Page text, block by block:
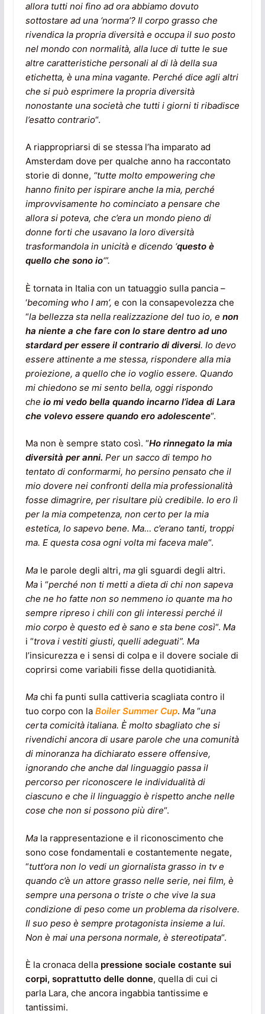
allora tutti noi fino ad ora abbiamo dovuto
sottostare ad una ‘norma’? Il corpo grasso che
rivendica la propria diversità e occupa il suo posto
nel mondo con normalità, alla luce di tutte le sue
altre caratteristiche personali al di là della sua
etichetta, è una mina vagante. Perché dice agli altri
che si può esprimere la propria diversità
nonostante una società che tutti i giorni ti ribadisce
l’esatto contrario“.
A riappropriarsi di se stessa l’ha imparato ad
Amsterdam dove per qualche anno ha raccontato
storie di donne, “tutte molto empowering che
hanno finito per ispirare anche la mia, perché
improvvisamente ho cominciato a pensare che
allora si poteva, che c’era un mondo pieno di
donne forti che usavano la loro diversità
trasformandola in unicità e dicendo ‘questo è
quello che sono io‘”.
È tornata in Italia con un tatuaggio sulla pancia –
‘becoming who I am’, e con la consapevolezza che
“la bellezza sta nella realizzazione del tuo io, e non
ha niente a che fare con lo stare dentro ad uno
stardard per essere il contrario di diversi. Io devo
essere attinente a me stessa, rispondere alla mia
proiezione, a quello che io voglio essere. Quando
mi chiedono se mi sento bella, oggi rispondo
che io mi vedo bella quando incarno l’idea di Lara
che volevo essere quando ero adolescente“.
Ma non è sempre stato così. “Ho rinnegato la mia
diversità per anni. Per un sacco di tempo ho
tentato di conformarmi, ho persino pensato che il
mio dovere nei confronti della mia professionalità
fosse dimagrire, per risultare più credibile. Io ero lì
per la mia competenza, non certo per la mia
estetica, lo sapevo bene. Ma… c’erano tanti, troppi
ma. E questa cosa ogni volta mi faceva male“.
Male parole degli altri, magli sguardi degli altri.
Mai “perché non ti metti a dieta di chi non sapeva
che ne ho fatte non so nemmeno io quante ma ho
sempre ripreso i chili con gli interessi perché il
mio corpo è questo ed è sano e sta bene così“. Ma
i “trova i vestiti giusti, quelli adeguati”. Ma
l’insicurezza e i sensi di colpa e il dovere sociale di
coprirsi come variabili fisse della quotidianità.
Machi fa punti sulla cattiveria scagliata contro il
tuo corpo con la Boiler Summer Cup. Ma“una
certa comicità italiana. È molto sbagliato che si
rivendichi ancora di usare parole che una comunità
di minoranza ha dichiarato essere offensive,
ignorando che anche dal linguaggio passa il
percorso per riconoscere le individualità di
ciascuno e che il linguaggio è rispetto anche nelle
cose che non si possono più dire“.
Mala rappresentazione e il riconoscimento che
sono cose fondamentali e costantemente negate,
“tutt’ora non lo vedi un giornalista grasso in tv e
quando c’è un attore grasso nelle serie, nei film, è
sempre una persona o triste o che vive la sua
condizione di peso come un problema da risolvere.
Il suo peso è sempre protagonista insieme a lui.
Non è mai una persona normale, è stereotipata“.
È la cronaca della pressione sociale costante sui
corpi, soprattutto delle donne, quella di cui ci
parla Lara, che ancora ingabbia tantissime e
tantissimi.